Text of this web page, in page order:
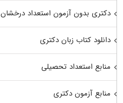
دکتری بدون آزمون استعداد درخشان
دانلود کتاب زبان دکتری
منابع استعداد تحصیلی
منابع آزمون دکتری